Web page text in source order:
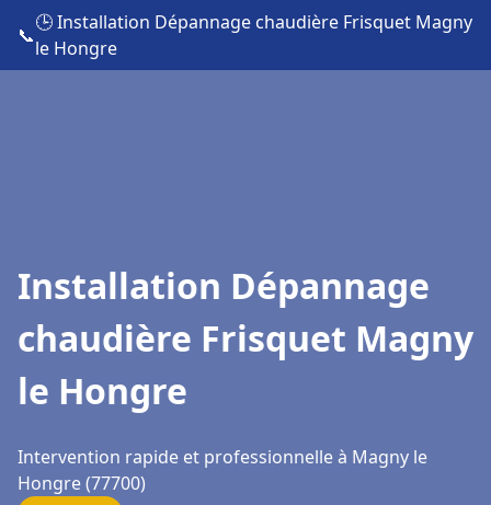
📞
🕒 Installation Dépannage chaudière Frisquet Magny
le Hongre
Installation Dépannage
chaudière Frisquet Magny
le Hongre
Intervention rapide et professionnelle à Magny le
Hongre (77700)